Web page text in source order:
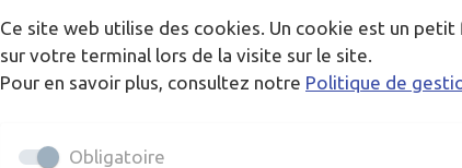
Ce site web utilise des cookies. Un cookie est un
sur votre terminal lors de la visite sur le site.
Pour en savoir plus, consultez notre Politique de
Obligatoire